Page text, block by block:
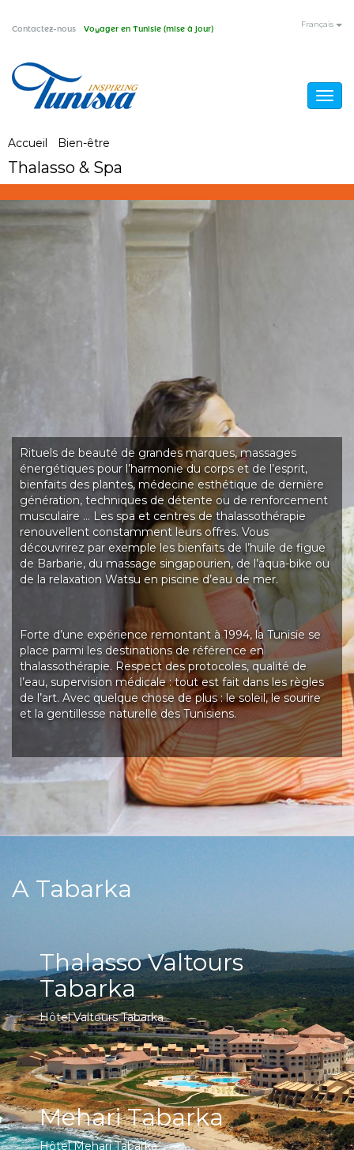
Aller
principal
Français
Contactez-nous Voyager en Tunisie (mise à jour)
Vous
êtes
ici
Accueil Bien-être
Thalasso & Spa
Rituels de beauté de grandes marques, massages
énergétiques pour l’harmonie du corps et de l’esprit,
bienfaits des plantes, médecine esthétique de dernière
génération, techniques de détente ou de renforcement
musculaire … Les spa et centres de thalassothérapie
renouvellent constamment leurs offres. Vous
découvrirez par exemple les bienfaits de l’huile de figue
de Barbarie, du massage singapourien, de l’aqua-bike ou
de la relaxation Watsu en piscine d’eau de mer.
Forte d’une expérience remontant à 1994, la Tunisie se
place parmi les destinations de référence en
thalassothérapie. Respect des protocoles, qualité de
l’eau, supervision médicale : tout est fait dans les règles
de l’art. Avec quelque chose de plus : le soleil, le sourire
et la gentillesse naturelle des Tunisiens.
A Tabarka
Thalasso Valtours
Tabarka
Hôtel Valtours Tabarka
Mehari Tabarka
Hôtel Mehari Tabarka